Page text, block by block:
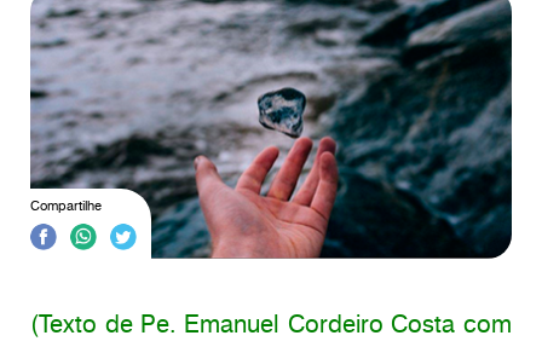
Compartilhe
(Texto de Pe. Emanuel Cordeiro Costa com